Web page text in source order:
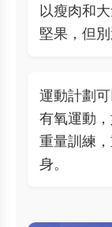
以瘦肉和
堅果，但別
運動計劃
有氧運動
重量訓練
身。